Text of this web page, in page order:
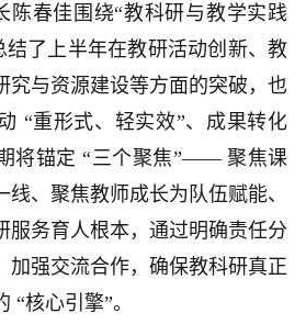
陈春佳围绕“教科研与教学实践
结了上半年在教研活动创新、教
究与资源建设等方面的突破，也
“重形式、轻实效”、成果转化
将锚定 “三个聚焦”—— 聚焦课
、聚焦教师成长为队伍赋能、
服务育人根本，通过明确责任分
加强交流合作，确保教科研真正
“核心引擎”。